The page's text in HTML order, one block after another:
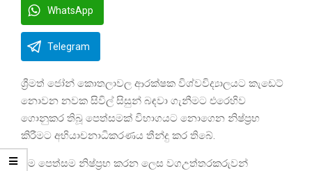
WhatsApp
Telegram
ශ්‍රීමත් ජෝන් කොතලාවල ආරක්ෂක විශ්වවිද්‍යාලයට කැඩෙට්
නොවන නවක සිවිල් සිසුන් බඳවා ගැනීමට එරෙහිව
ගොනුකර තිබූ පෙත්සමක් විභාගයට නොගෙන නිෂ්ප්‍රභ
කිරීමට අභියාචනාධිකරණය තීන්දු කර තිබේ.
එම පෙත්සම නිෂ්ප්‍රභ කරන ලෙස වගඋත්තරකරුවන්